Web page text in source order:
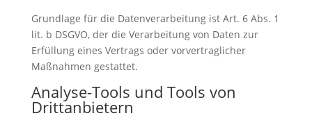
Grundlage für die Datenverarbeitung ist Art. 6 Abs. 1
lit. b DSGVO, der die Verarbeitung von Daten zur
Erfüllung eines Vertrags oder vorvertraglicher
Maßnahmen gestattet.
Analyse-Tools und Tools von
Drittanbietern